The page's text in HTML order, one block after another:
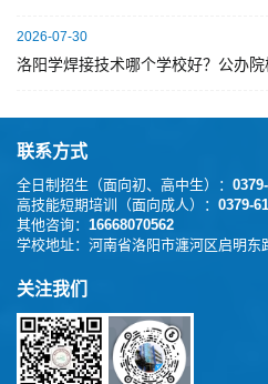
2026-07-30
洛阳学焊接技术哪个学校好？公办
联系方式
全日制招生（面向初、高中生）：
高技能短期培训（面向成人）： 0379-
其他咨询： 16668070562
学校地址： 河南省洛阳市瀍河区启明东
关注我们